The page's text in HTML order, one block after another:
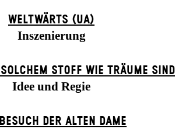
WELTWÄRTS (UA)
Inszenierung
STOFF WIE TRÄUME SIND
Idee und Regie
DER ALT­EN DA­ME